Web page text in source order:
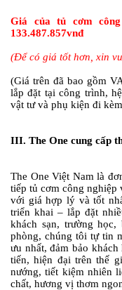
Giá của tủ cơm
133.487.857vnđ
(Để có giá tốt hơn, xin
(Giá trên đã bao gồm
lắp đặt tại công trình,
vật tư và phụ kiện đi
III. The One cung cấp
The One Việt Nam là
tiếp tủ cơm công nghiệp
với giá hợp lý và tốt
triển khai – lắp đặt
khách sạn, trường
phòng, chúng tôi tự tin
ưu nhất, đảm bảo
tiến, hiện đại trên thế
nướng, tiết kiệm nhiên
chất, hương vị thơm